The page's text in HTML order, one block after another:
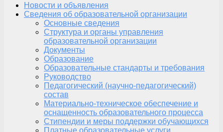
Новости и объявления
Сведения об образовательной организации
Основные сведения
Структура и органы управления
образовательной организации
Документы
Образование
Образовательные стандарты и требования
Руководство
Педагогический (научно-педагогический)
состав
Материально-техническое обеспечение и
оснащенность образовательного процесса
Стипендии и меры поддержки обучающихся
Платные образовательные услуги